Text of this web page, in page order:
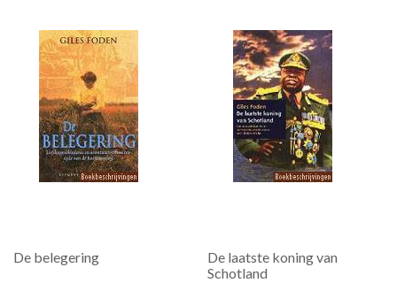
De belegering
De laatste koning van
Schotland